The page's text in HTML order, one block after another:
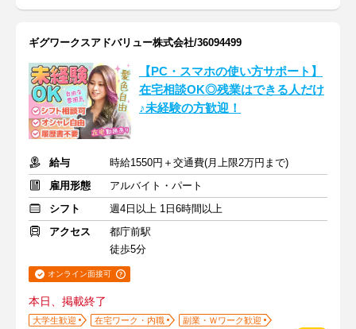
ギグワークスアドバリュー株式会社/36094499
【PC・スマホの使い方サポート】
在宅相談OK◎残業はできる人だけ
♪未経験の方歓迎！
給与
時給1550円＋交通費(月上限2万円まで)
雇用形態
アルバイト・パート
シフト
週4日以上 1日6時間以上
アクセス
都庁前駅
徒歩5分
オンライン面接可
本日、掲載終了
大学生歓迎 在宅ワーク・内職
副業・Ｗワーク歓迎